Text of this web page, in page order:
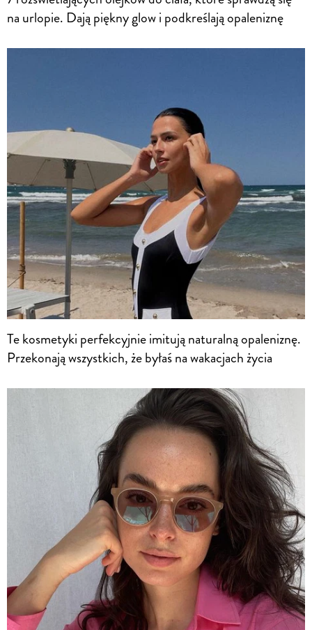
na urlopie. Dają piękny glow i podkreślają opaleniznę
Te kosmetyki perfekcyjnie imitują naturalną opaleniznę.
Przekonają wszystkich, że byłaś na wakacjach życia